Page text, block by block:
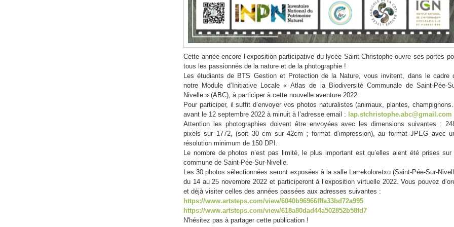
Cette année encore l’exposition participative du lycée Saint-Christophe ouvre ses portes
tous les passionnés de la nature et de la photographie !
Les étudiants de BTS Gestion et Protection de la Nature, vous invitent, dans le cadre
notre Module d’Initiative Locale « Atlas de la Biodiversité Communale de Saint-Pée-
Nivelle » (ABC), à participer à cette nouvelle aventure 2022.
Pour participer, il suffit d’envoyer vos photos naturalistes (animaux, plantes,
avant le 12 septembre 2022 à minuit à l’adresse email : lap.stchristophe.abc@gmail.com
Attention les photographies doivent être envoyées avec les dimensions suivantes :
pixels sur 1772, (soit 30 cm sur 42cm ; format d’impression), au format JPEG avec
résolution minimum de 150 DPI.
Le nombre de photos n’est pas limité, le plus important est qu’elles aient été prises sur
commune de Saint-Pée-Sur-Nivelle.
Les 30 photos sélectionnées seront exposées à la salle Larrekoloretxu (Saint-Pée-Sur-
du 14 au 25 novembre 2022 et participeront à l’exposition virtuelle 2022. Vous pouvez
et déjà visiter celles des années passées aux adresses suivantes :
https://www.artsteps.com/view/6040b96966fffa33bd72a995
https://www.artsteps.com/view/618a80dad44a502852b58fd7
N'hésitez pas à partager cette publication !